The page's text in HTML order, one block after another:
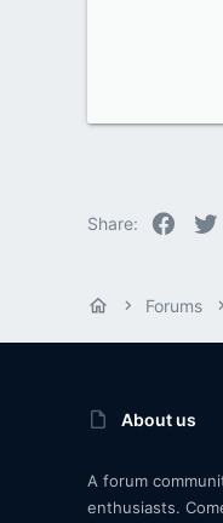
Share:
Forums
About us
A forum
enthusiasts.